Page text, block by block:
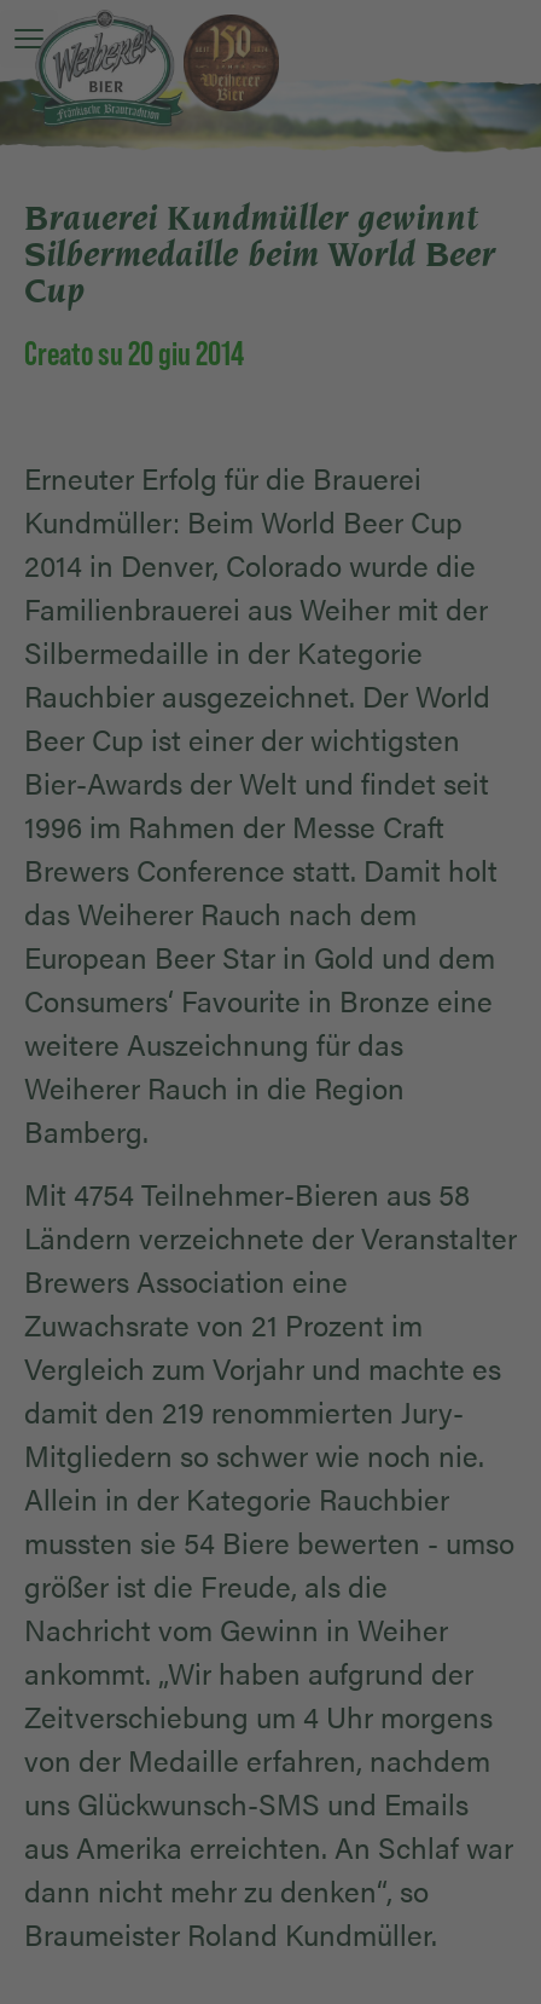
O Menu principale è ancora una sorpresa
Brauerei Kundmüller gewinnt
Silbermedaille beim World Beer
Cup
Creato su 20 giu 2014
Erneuter Erfolg für die Brauerei
Kundmüller: Beim World Beer Cup
2014 in Denver, Colorado wurde die
Familienbrauerei aus Weiher mit der
Silbermedaille in der Kategorie
Rauchbier ausgezeichnet. Der World
Beer Cup ist einer der wichtigsten
Bier-Awards der Welt und findet seit
1996 im Rahmen der Messe Craft
Brewers Conference statt. Damit holt
das Weiherer Rauch nach dem
European Beer Star in Gold und dem
Consumers‘ Favourite in Bronze eine
weitere Auszeichnung für das
Weiherer Rauch in die Region
Bamberg.
Mit 4754 Teilnehmer-Bieren aus 58
Ländern verzeichnete der Veranstalter
Brewers Association eine
Zuwachsrate von 21 Prozent im
Vergleich zum Vorjahr und machte es
damit den 219 renommierten Jury-
Mitgliedern so schwer wie noch nie.
Allein in der Kategorie Rauchbier
mussten sie 54 Biere bewerten - umso
größer ist die Freude, als die
Nachricht vom Gewinn in Weiher
ankommt. „Wir haben aufgrund der
Zeitverschiebung um 4 Uhr morgens
von der Medaille erfahren, nachdem
uns Glückwunsch-SMS und Emails
aus Amerika erreichten. An Schlaf war
dann nicht mehr zu denken“, so
Braumeister Roland Kundmüller.